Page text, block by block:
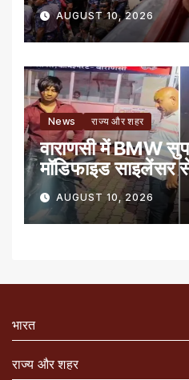
AUGUST 10, 2026
News राज्य और शहर
वाराणसी में BMW
मॉडिफाइड साइलेंसर
AUGUST 10, 2026
भारत
राज्य और शहर